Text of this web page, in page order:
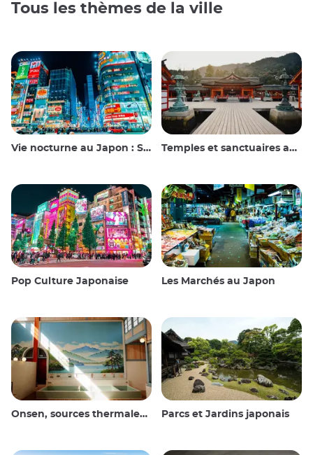
Tous les thèmes de la ville
Vie nocturne au Japon : Sortir, voir et boire Temples et sanctuaires au Japon
Pop Culture Japonaise Les Marchés au Japon
Onsen, sources thermales et bains publics Parcs et Jardins japonais